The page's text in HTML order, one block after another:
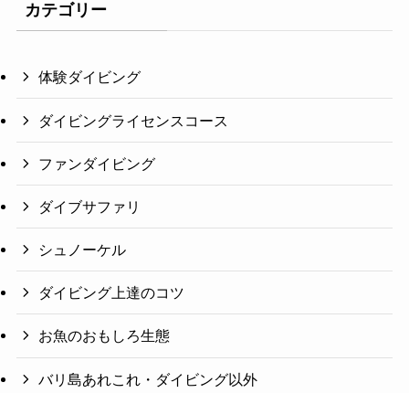
カテゴリー
体験ダイビング
ダイビングライセンスコース
ファンダイビング
ダイブサファリ
シュノーケル
ダイビング上達のコツ
お魚のおもしろ生態
バリ島あれこれ・ダイビング以外